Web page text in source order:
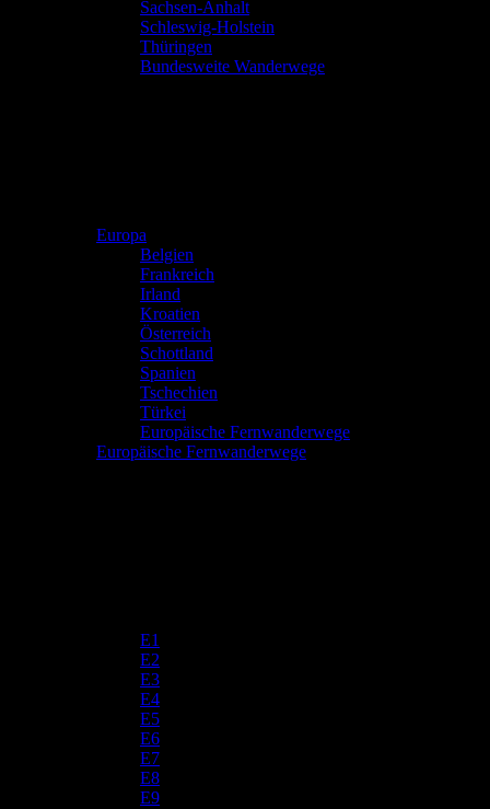
Sachsen-Anhalt
Schleswig-Holstein
Thüringen
Bundesweite Wanderwege
Europa
Belgien
Frankreich
Irland
Kroatien
Österreich
Schottland
Spanien
Tschechien
Türkei
Europäische Fernwanderwege
Europäische Fernwanderwege
E1
E2
E3
E4
E5
E6
E7
E8
E9